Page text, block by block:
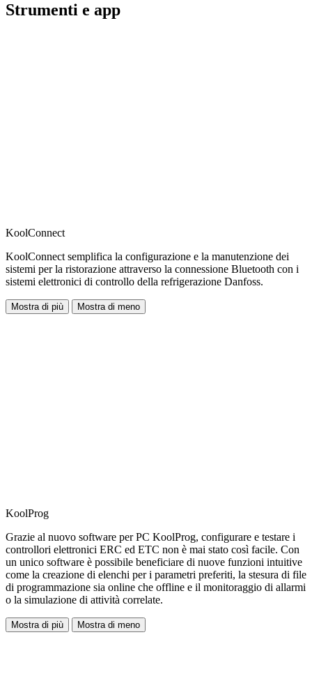
Strumenti e app
KoolConnect
KoolConnect semplifica la configurazione e la manutenzione dei
sistemi per la ristorazione attraverso la connessione Bluetooth con i
sistemi elettronici di controllo della refrigerazione Danfoss.
Mostra di più Mostra di meno
KoolProg
Grazie al nuovo software per PC KoolProg, configurare e testare i
controllori elettronici ERC ed ETC non è mai stato così facile. Con
un unico software è possibile beneficiare di nuove funzioni intuitive
come la creazione di elenchi per i parametri preferiti, la stesura di file
di programmazione sia online che offline e il monitoraggio di allarmi
o la simulazione di attività correlate.
Mostra di più Mostra di meno